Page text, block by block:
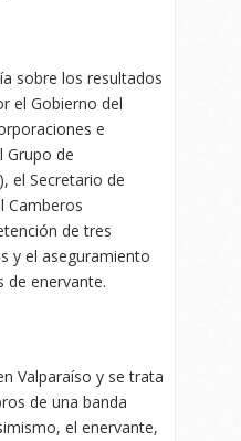
sobre los resultados
el Gobierno del
e
Grupo de
el Secretario de
Camberos
de tres
y el aseguramiento
de enervante.
Valparaíso y se trata
de una banda
el enervante,